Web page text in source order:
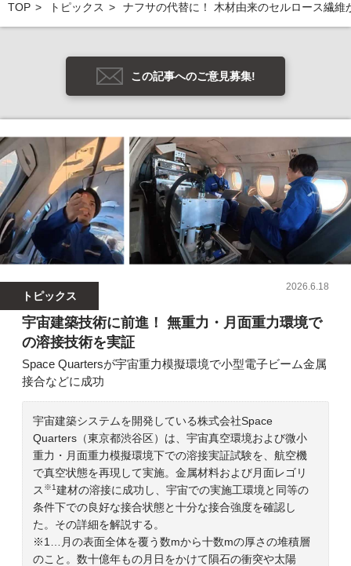
TOP トピックス ナフサの代替に！ 木材由来のセルロース繊
この記事へのご意見募集!
トピックス
2026.6.18
宇宙建築技術に前進！ 無重力・月面重力環境で
の溶接技術を実証
Space Quartersが宇宙重力模擬環境で小型電子ビーム金属
接合などに成功
宇宙建築システムを開発している株式会社Space
Quarters（東京都渋谷区）は、宇宙真空環境および微小
重力・月面重力模擬環境下での溶接実証試験を、航空機
で真空状態を再現して実施。金属材料および月面レゴリ
ス ※1建材の溶接に成功し、宇宙での実施工環境と同等の
条件下での良好な接合状態と十分な接合強度を確認し
た。その詳細を解説する。
※1…月の表面全体を覆う数mから十数mの厚さの堆積層
のこと。数十億年もの月日をかけて隕石の衝突や太陽